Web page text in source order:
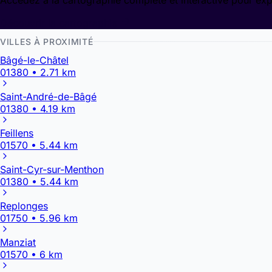
VILLES À PROXIMITÉ
Bâgé-le-Châtel
01380 • 2.71 km
Saint-André-de-Bâgé
01380 • 4.19 km
Feillens
01570 • 5.44 km
Saint-Cyr-sur-Menthon
01380 • 5.44 km
Replonges
01750 • 5.96 km
Manziat
01570 • 6 km